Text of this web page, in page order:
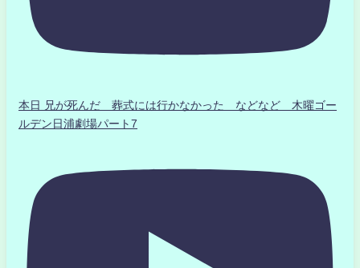
本日 兄が死んだ 葬式には行かなかった などなど 木曜ゴー
ルデン日浦劇場パート7